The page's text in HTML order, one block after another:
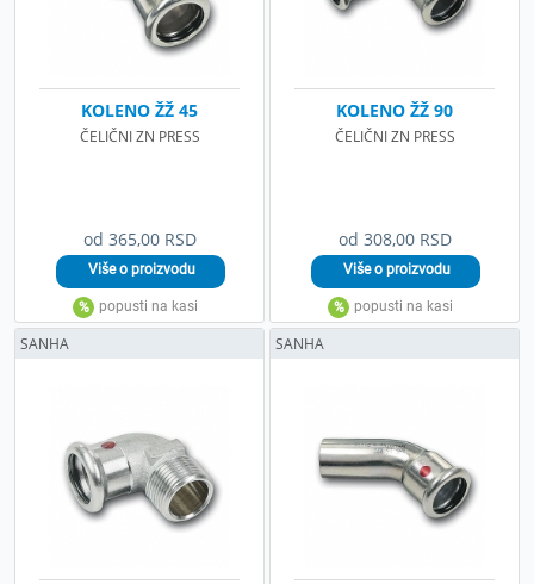
od 365,00 RSD
KOLENO ŽŽ 45
ČELIČNI ZN PRESS
od 308,00 RSD
KOLENO ŽŽ 90
ČELIČNI ZN PRESS
SANHA SANHA